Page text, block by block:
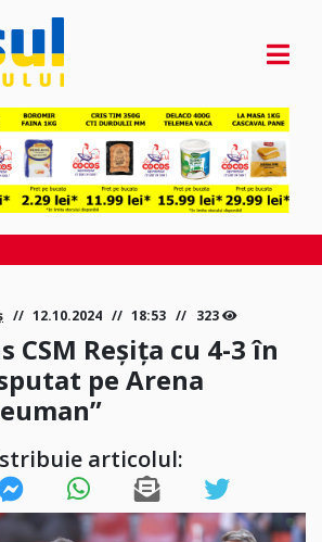
12.10.2024 18:53 323
CSM Reșița cu 4-3 în
pe Arena
articolul: